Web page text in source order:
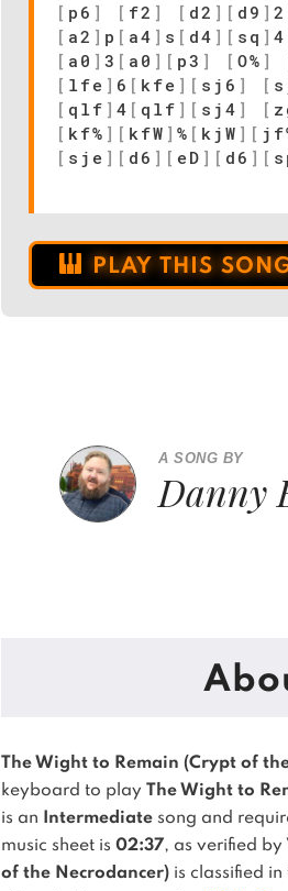
[ p6 ] [ f2 ] [ d2 ] [ d9 ] 2
[ a2 ] p [ a4 ] s [ d4 ] [ sq ] 4
[ a0 ] 3 [ a0 ] [ p3 ] [ O% ]
[ lfe ] 6 [ kfe ] [ sj6 ] [
[ qlf ] 4 [ qlf ] [ sj4 ] [
[ kf% ] [ kfW ] % [ kjW ] [
[ sje ] [ d6 ] [ eD ] [ d6 ] [
PLAY THIS
A SONG BY
Danny
The Wight to Remain (Crypt of
keyboard to play The Wight to
is an
Intermediatesong and
music sheet is 02:37, as verified by
of the Necrodancer)is classified in